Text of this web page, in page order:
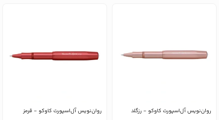
روان‌نویس آل‌اسپورت کاوکو - رزگلد روان‌نویس آل‌اسپورت کاوکو - قرمز